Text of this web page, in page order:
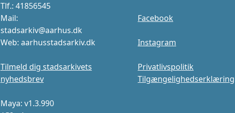
Tlf.: 41856545
Mail:
stadsarkiv@aarhus.dk
Web: aarhusstadsarkiv.dk
Tilmeld dig stadsarkivets
nyhedsbrev
Maya: v1.3.990
Facebook
Instagram
Privatlivspolitik
Tilgængelighedserklæring